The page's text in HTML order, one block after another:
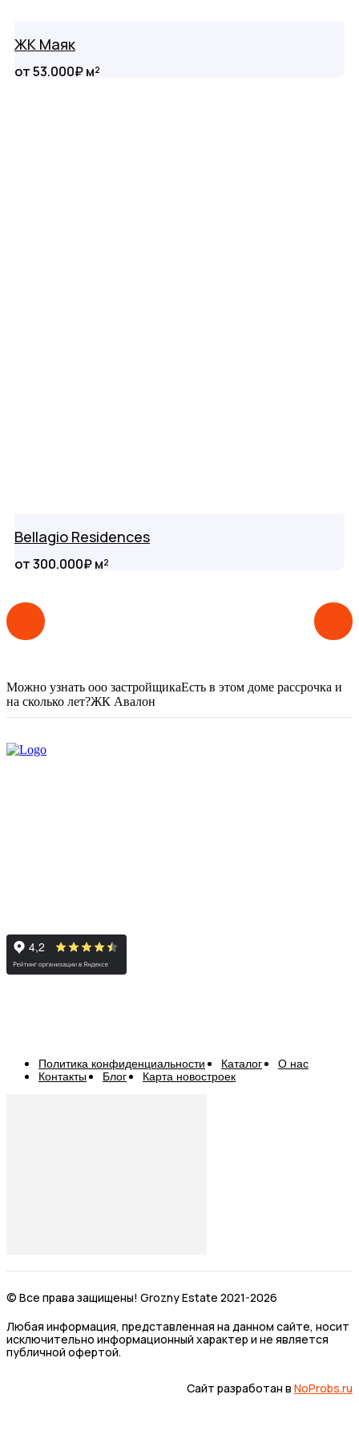
ЖК Маяк
от 53.000₽ м²
Bellagio Residences
от 300.000₽ м²
Можно узнать ооо застройщикаЕсть в этом доме рассрочка и
на сколько лет?ЖК Авалон
Политика конфиденциальности Каталог
О нас
Контакты
Блог Карта новостроек
© Все права защищены! Grozny Estate 2021-2026
Любая информация, представленная на данном сайте, носит
исключительно информационный характер и не является
публичной офертой.
Сайт разработан в NoProbs.ru